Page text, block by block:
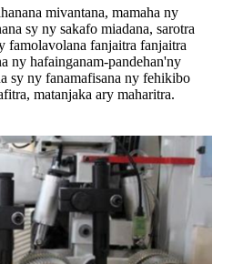
mivantana, mamaha ny
sy ny sakafo miadana, sarotra
famolavolana fanjaitra fanjaitra
ny hafainganam-pandehan'ny
sy ny fanamafisana ny fehikibo
matanjaka ary maharitra.